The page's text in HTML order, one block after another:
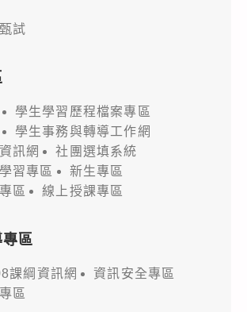
試
學生學習歷程檔案專區
學生事務與轉導工作網
訊網
社團選填系統
習專區
新生專區
區
線上授課專區
區
課綱資訊網
資訊安全專區
區